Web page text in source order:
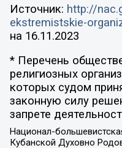
Источник: http://
ekstremistskie-
на 16.11.2023
* Перечень
религиозных
которых судом
законную силу
запрете
Национал-
Кубанской Духовно